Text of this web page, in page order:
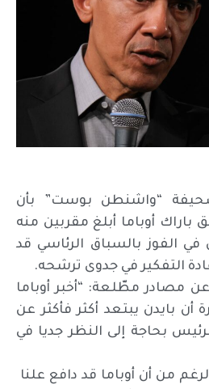
“واشنطن بوست” بأن
باراك أوباما أبلغ مقربين منه
الفوز بالسباق الرئاسي قد
التفكير في جدوى ترشحه.
مصادر مطّلعة: “أخبر أوباما
أن بايدن يبتعد أكثر فأكثر عن
بحاجة إلى النظر جديا في
من أن أوباما قد دافع علنا